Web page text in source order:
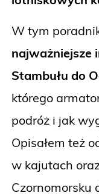
W tym
najważniejsze
Stambułu do
którego
podróż i jak
Opisałem też
w kajutach
Czornomorsku